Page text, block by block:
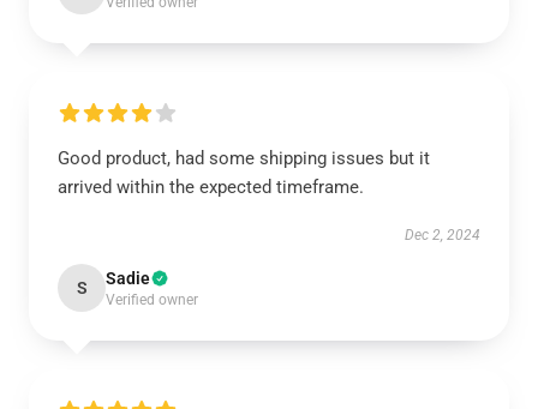
Good product, had some shipping issues but it
arrived within the expected timeframe.
Dec 2, 2024
S Sadie
Verified owner